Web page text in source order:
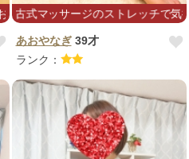
クエストお待ちしております！
ッサージのストレッチで気持ち良く
あおやなぎ39才
ランク：